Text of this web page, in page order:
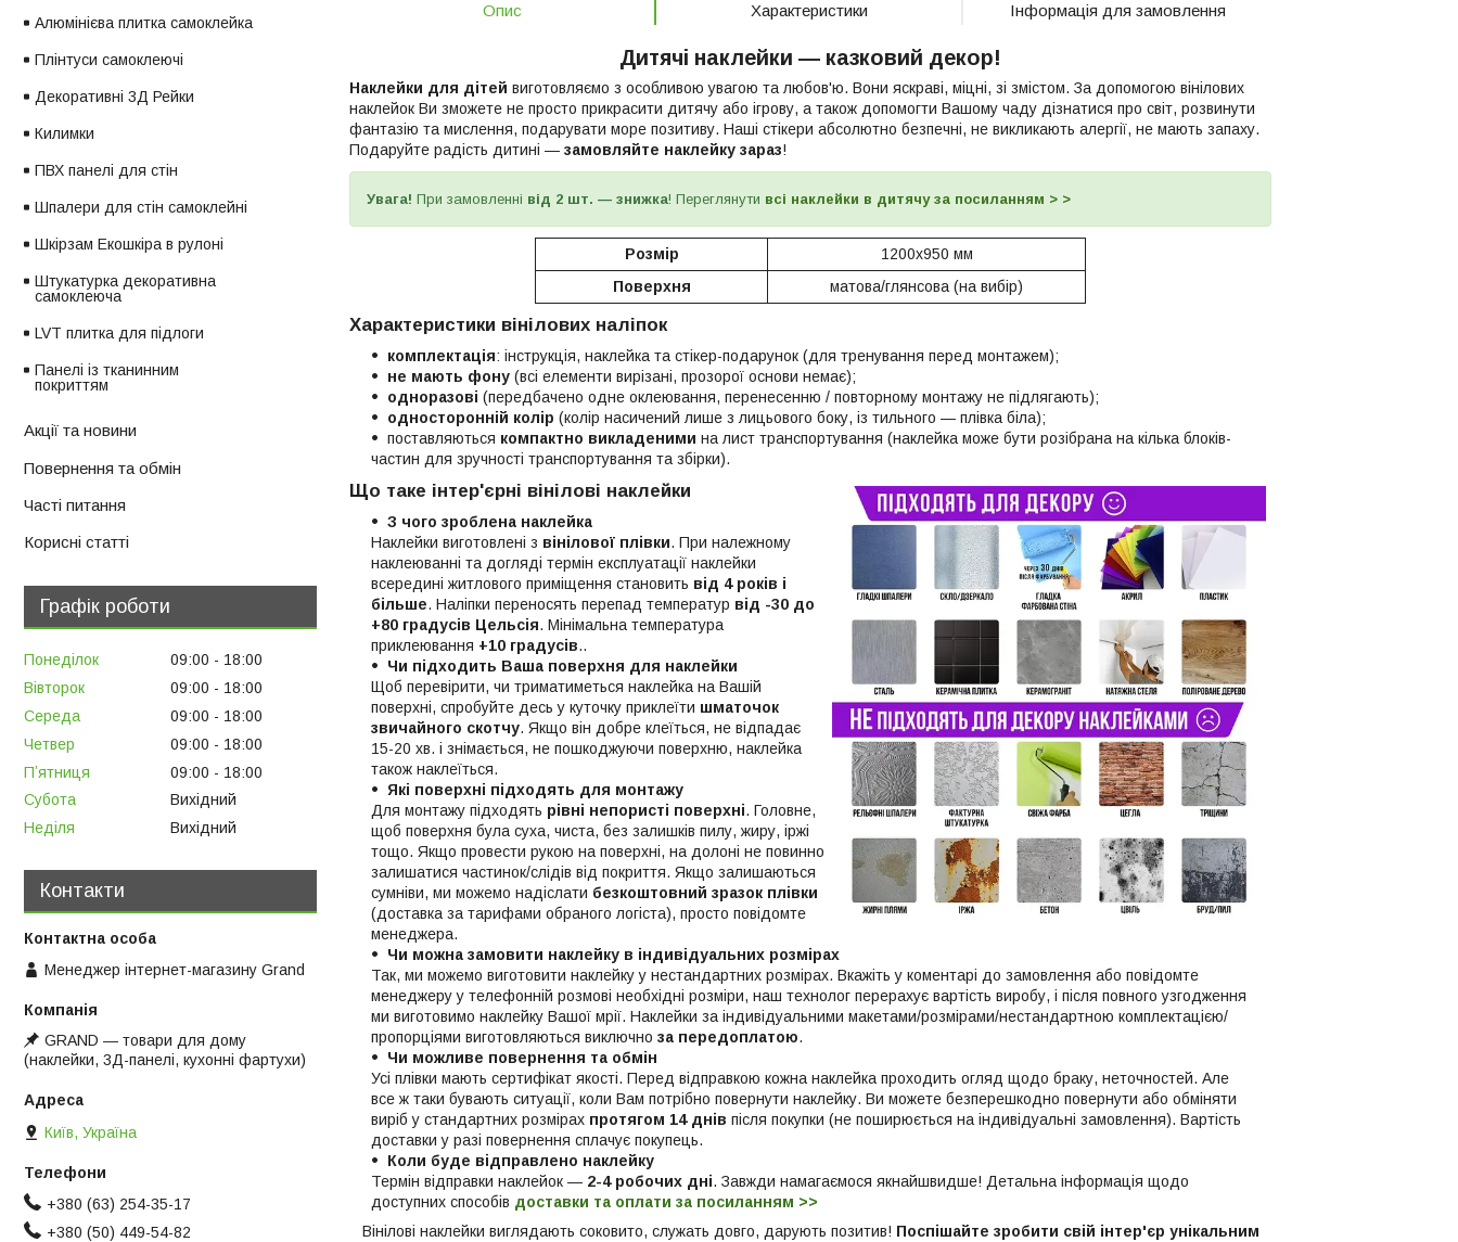
Опис Характеристики Інформація для замовлення
Дитячі наклейки — казковий декор!
Наклейки для дітей виготовляємо з особливою увагою та любов'ю. Вони яскраві, міцні, зі змістом. За допомогою вінілових
наклейок Ви зможете не просто прикрасити дитячу або ігрову, а також допомогти Вашому чаду дізнатися про світ, розвинути
фантазію та мислення, подарувати море позитиву. Наші стікери абсолютно безпечні, не викликають алергії, не мають запаху.
Подаруйте радість дитині — замовляйте наклейку зараз!
Увага! При замовленні від 2 шт. — знижка! Переглянути всі наклейки в дитячу за посиланням > >
Розмір
1200х950 мм
Поверхня
матова/глянсова (на вибір)
Характеристики вінілових наліпок
комплектація: інструкція, наклейка та стікер-подарунок (для тренування перед монтажем);
не мають фону (всі елементи вирізані, прозорої основи немає);
одноразові (передбачено одне оклеювання, перенесенню / повторному монтажу не підлягають);
односторонній колір (колір насичений лише з лицьового боку, із тильного — плівка біла);
поставляються компактно викладеними на лист транспортування (наклейка може бути розібрана на кілька блоків-
частин для зручності транспортування та збірки).
Що таке інтер'єрні вінілові наклейки
З чого зроблена наклейка
Наклейки виготовлені з вінілової плівки. При належному
наклеюванні та догляді термін експлуатації наклейки
всередині житлового приміщення становить від 4 років і
більше. Наліпки переносять перепад температур від -30 до
+80 градусів Цельсія. Мінімальна температура
приклеювання +10 градусів..
Чи підходить Ваша поверхня для наклейки
Щоб перевірити, чи триматиметься наклейка на Вашій
поверхні, спробуйте десь у куточку приклеїти шматочок
звичайного скотчу. Якщо він добре клеїться, не відпадає
15-20 хв. і знімається, не пошкоджуючи поверхню, наклейка
також наклеїться.
Які поверхні підходять для монтажу
Для монтажу підходять рівні непористі поверхні. Головне,
щоб поверхня була суха, чиста, без залишків пилу, жиру, іржі
тощо. Якщо провести рукою на поверхні, на долоні не повинно
залишатися частинок/слідів від покриття. Якщо залишаються
сумніви, ми можемо надіслати безкоштовний зразок плівки
(доставка за тарифами обраного логіста), просто повідомте
менеджера.
Чи можна замовити наклейку в індивідуальних розмірах
Так, ми можемо виготовити наклейку у нестандартних розмірах. Вкажіть у коментарі до замовлення або повідомте
менеджеру у телефонній розмові необхідні розміри, наш технолог перерахує вартість виробу, і після повного узгодження
ми виготовимо наклейку Вашої мрії. Наклейки за індивідуальними макетами/розмірами/нестандартною комплектацією/
пропорціями виготовляються виключно за передоплатою.
Чи можливе повернення та обмін
Усі плівки мають сертифікат якості. Перед відправкою кожна наклейка проходить огляд щодо браку, неточностей. Але
все ж таки бувають ситуації, коли Вам потрібно повернути наклейку. Ви можете безперешкодно повернути або обміняти
виріб у стандартних розмірах протягом 14 днів після покупки (не поширюється на індивідуальні замовлення). Вартість
доставки у разі повернення сплачує покупець.
Коли буде відправлено наклейку
Термін відправки наклейок — 2-4 робочих дні. Завжди намагаємося якнайшвидше! Детальна інформація щодо
доступних способів доставки та оплати за посиланням >>
Вінілові наклейки виглядають соковито, служать довго, дарують позитив! Поспішайте зробити свій інтер'єр унікальним
Алюмінієва плитка самоклейка
Плінтуси самоклеючі
Декоративні 3Д Рейки
Килимки
ПВХ панелі для стін
Шпалери для стін самоклейні
Шкірзам Екошкіра в рулоні
Штукатурка декоративна
самоклеюча
LVT плитка для підлоги
Панелі із тканинним
покриттям
Акції та новини
Повернення та обмін
Часті питання
Корисні статті
Графік роботи
Понеділок 09:00
18:00
Вівторок
09:00
18:00
Середа
09:00
18:00
Четвер
09:00
18:00
Пʼятниця
09:00
18:00
Субота
Вихідний
Неділя
Вихідний
Контакти
Менеджер інтернет-магазину Grand
GRAND ― товари для дому
(наклейки, 3Д-панелі, кухонні фартухи)
Київ, Україна
+380 (63) 254-35-17
+380 (50) 449-54-82